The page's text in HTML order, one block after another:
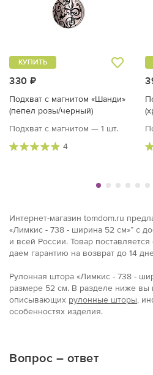
330 ₽
КУПИТЬ
Подхват с магнитом «Шанди»
(пепел розы/черный)
Подхват с магнитом — 1 шт.
4
Интернет-магазин tomdom.ru
«Лимкис - 738 - ширина 52 см»” с
и всей России. Товар
даем гарантию на возврат до 14
Рулонная штора «Лимкис - 738 -
размерe 52 см. В разделе ниже вы
описывающих рулонные шторы,
особенностях изделия.
Вопрос – ответ